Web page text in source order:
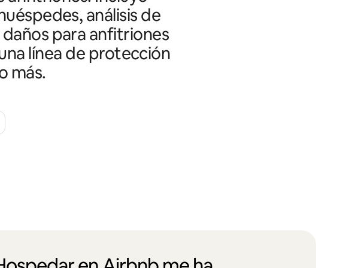
análisis de
para anfitriones
línea de protección
más.